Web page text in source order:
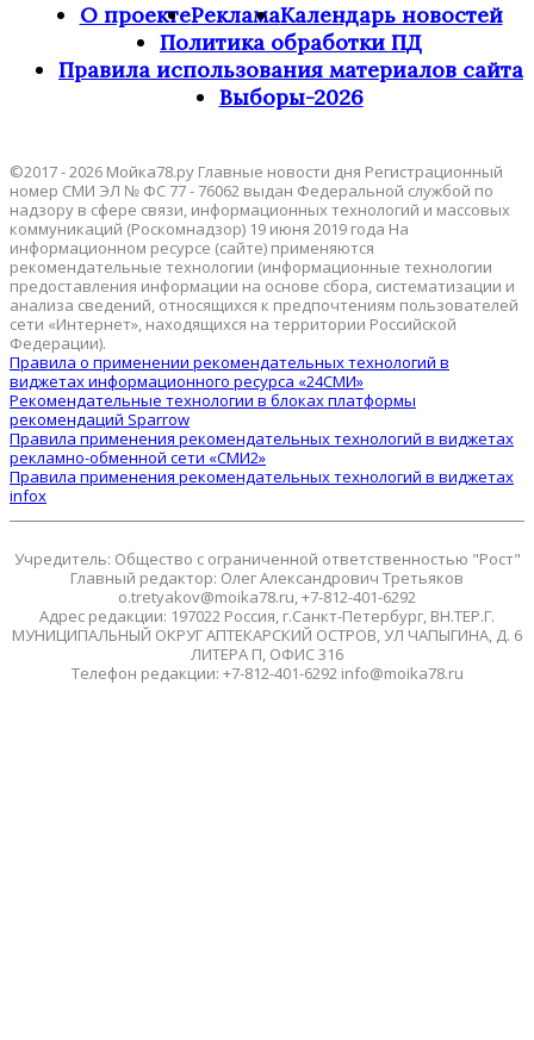
О проектеРекламаКалендарь новостей
Политика обработки ПД
Правила использования материалов сайта
Выборы-2026
©2017 - 2026 Мойка78.ру Главные новости дня Регистрационный
номер СМИ ЭЛ № ФС 77 - 76062 выдан Федеральной службой по
надзору в сфере связи, информационных технологий и массовых
коммуникаций (Роскомнадзор) 19 июня 2019 года На
информационном ресурсе (сайте) применяются
рекомендательные технологии (информационные технологии
предоставления информации на основе сбора, систематизации и
анализа сведений, относящихся к предпочтениям пользователей
сети «Интернет», находящихся на территории Российской
Федерации).
Правила о применении рекомендательных технологий в
виджетах информационного ресурса «24СМИ»
Рекомендательные технологии в блоках платформы
рекомендаций Sparrow
Правила применения рекомендательных технологий в виджетах
рекламно-обменной сети «СМИ2»
Правила применения рекомендательных технологий в виджетах
infox
Учредитель: Общество с ограниченной ответственностью "Рост"
Главный редактор: Олег Александрович Третьяков
o.tretyakov@moika78.ru, +7-812-401-6292
Адрес редакции: 197022 Россия, г.Санкт-Петербург, ВН.ТЕР.Г.
МУНИЦИПАЛЬНЫЙ ОКРУГ АПТЕКАРСКИЙ ОСТРОВ, УЛ ЧАПЫГИНА, Д. 6
ЛИТЕРА П, ОФИС 316
Телефон редакции: +7-812-401-6292 info@moika78.ru